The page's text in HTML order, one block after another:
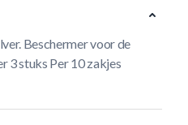
Beschermer voor de
3 stuks Per 10 zakjes